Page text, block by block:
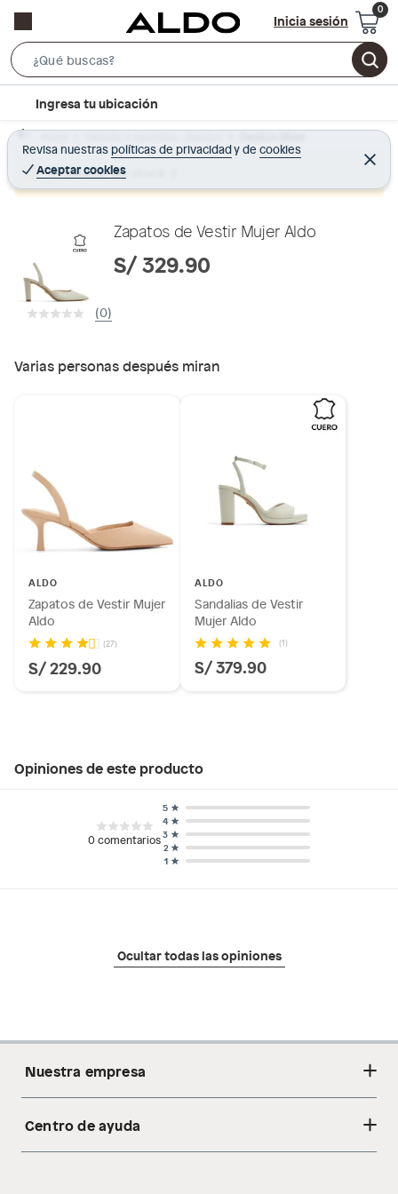
Inicia sesión
e
r
c
B
r
c
t
n
Ingresa tu ubicación
Revisa nuestras políticas de privacidadyde cookies
Aceptar cookies
C
e
r
Home Calzado y zapatillas - Zapatos Zapatos Mujer
Producto sin stock :(
Zapatos de Vestir Mujer Aldo
S/ 329.90
(0)
Varias personas después miran
ALDO
Zapatos de Vestir Mujer
Aldo
(27)
S/ 229.90
ALDO
Sandalias de Vestir
Mujer Aldo
(1)
S/ 379.90
Opiniones de este producto
0comentarios
1
2
3
4
5
Ocultar todas las opiniones
Nuestra empresa
Acerca de nosotros
Centro de ayuda